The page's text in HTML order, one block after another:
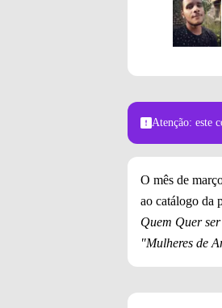
Atenção: este
O mês de
ao catálogo da
Quem Quer
"Mulheres de